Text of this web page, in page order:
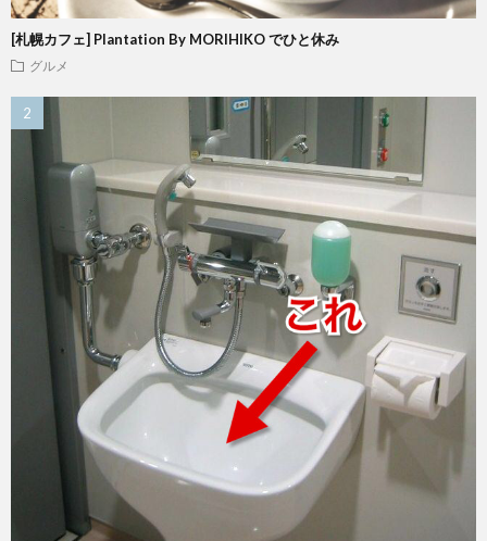
[札幌カフェ] Plantation By MORIHIKO でひと休み
グルメ